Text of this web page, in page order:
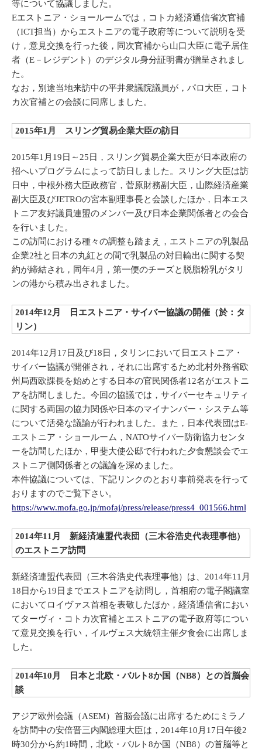
等について協議しました。
Eエストニア・ショールームでは，コトカ経済通信省次官補
（ICT担当）からエストニアの電子政府等について説明を受
け，意見交換を行った後，同次官補から山口大臣に電子居住
者（E－レジデント）のデジタル身分証明書が贈呈されまし
た。
なお，別途当地来訪中の平井衆議院議員が，パロ大臣，コト
カ次官補との会談に同席しました。
2015年1月 スリング貿易企業大臣の訪日
2015年1月19日～25日，スリング貿易企業大臣が日本政府の
招へいプログラムによって訪日しました。スリング大臣は訪
日中，中根外務大臣政務官，菅原財務副大臣，山際経済産業
副大臣及びJETROの宮本副理事長と会談したほか，日本エス
トニア友好議員連盟のメンバー及び日本企業関係者との会合
を行いました。
この訪問における種々の調整も踏まえ，エストニアの乳製品
企業2社と日本の丸紅との間で乳製品の対日輸出に関する契
約が締結され，同年4月，第一便のチーズと脱脂粉乳がタリ
ンの港から積み出されました。
2014年12月 日エストニア・サイバー協議の開催（於：タ
リン）
2014年12月17日及び18日，タリンにおいて日エストニア・
サイバー協議が開催され，それに出席するため北村外務省欧
州局西欧課長を始めとする日本の官民関係者12名がエストニ
アを訪問しました。今回の協議では，サイバーセキュリティ
に関する両国の協力関係や日本のマイナンバー・システム等
について活発な議論が行われました。また，日本代表団はE-
エストニア・ショールーム，NATOサイバー防衛協力センタ
ーを訪問したほか，甲斐大使公邸で行われた夕食懇談会でエ
ストニア側関係者との議論を深めました。
本件協議については、下記リンクのとおり事前発表を行って
おりますのでご覧下さい。
https://www.mofa.go.jp/mofaj/press/release/press4_001566.html
2014年11月 新経済連盟代表団（三木谷浩史代表理事他）
のエストニア訪問
新経済連盟代表団（三木谷浩史代表理事他）は、2014年11月
18日から19日までエストニアを訪問し，首相府の電子閣議室
においてロイヴァス首相を表敬したほか，経済通信省におい
てターヴィ・コトカ次官補とエストニアの電子政府等につい
て意見交換を行い，イルヴェス大統領主催夕食会に出席しま
した。
2014年10月 日本と北欧・バルト8か国（NB8）との首脳会
談
アジア欧州会議（ASEM）首脳会議に出席するためにミラノ
を訪問中の安倍晋三内閣総理大臣は，2014年10月17日午後2
時30分から約1時間，北欧・バルト8か国（NB8）の首脳等と